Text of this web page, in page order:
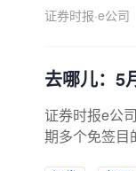
证券时报·e公司
去哪儿：5
证券时报e公
期多个免签目